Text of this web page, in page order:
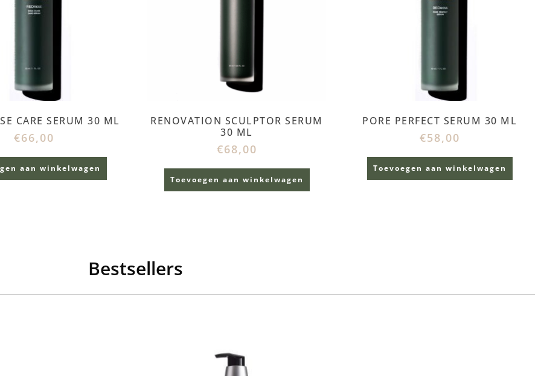
CARE SERUM 30 ML
€66,00
aan winkelwagen
RENOVATION SCULPTOR SERUM
30 ML
€68,00
Toevoegen aan winkelwagen
PORE PERFECT SERUM 30 ML
€58,00
Toevoegen aan winkelwagen
Bestsellers